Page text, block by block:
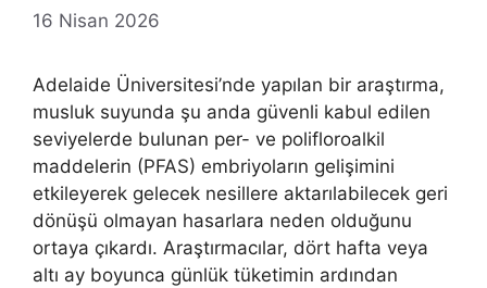
16 Nisan 2026
Adelaide Üniversitesi’nde yapılan bir araştırma,
musluk suyunda şu anda güvenli kabul edilen
seviyelerde bulunan per- ve polifloroalkil
maddelerin (PFAS) embriyoların gelişimini
etkileyerek gelecek nesillere aktarılabilecek geri
dönüşü olmayan hasarlara neden olduğunu
ortaya çıkardı. Araştırmacılar, dört hafta veya
altı ay boyunca günlük tüketimin ardından